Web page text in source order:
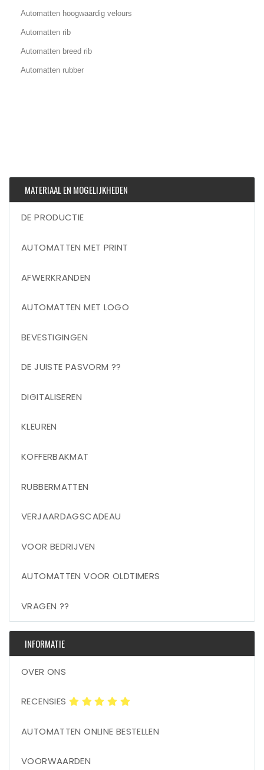
Automatten hoogwaardig velours
Automatten rib
Automatten breed rib
Automatten rubber
MATERIAAL EN MOGELIJKHEDEN
DE PRODUCTIE
AUTOMATTEN MET PRINT
AFWERKRANDEN
AUTOMATTEN MET LOGO
BEVESTIGINGEN
DE JUISTE PASVORM ??
DIGITALISEREN
KLEUREN
KOFFERBAKMAT
RUBBERMATTEN
VERJAARDAGSCADEAU
VOOR BEDRIJVEN
AUTOMATTEN VOOR OLDTIMERS
VRAGEN ??
INFORMATIE
OVER ONS
RECENSIES
AUTOMATTEN ONLINE BESTELLEN
VOORWAARDEN